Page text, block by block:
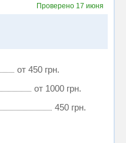
Проверено 17 июня
от 450 грн.
от 1000 грн.
450 грн.